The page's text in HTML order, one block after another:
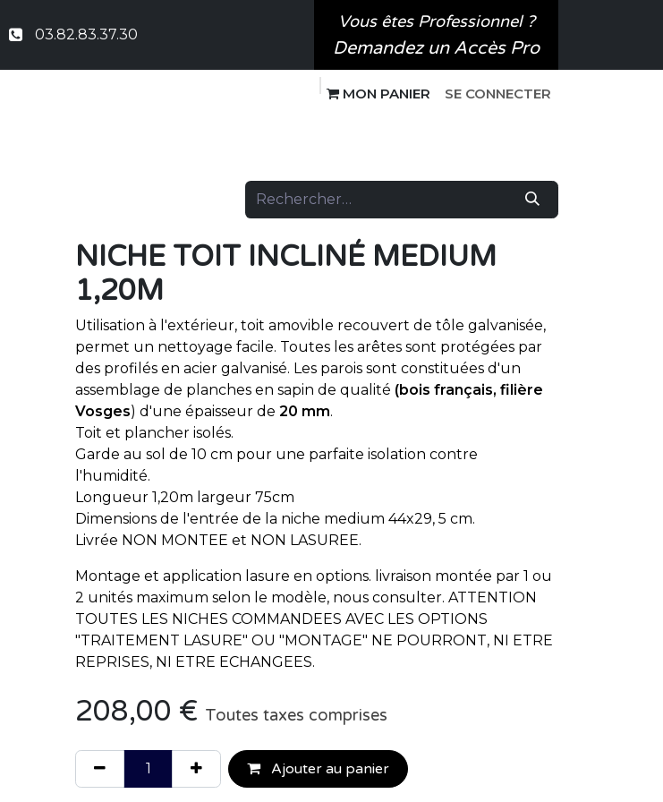
03.82.83.37.30
Vous êtes Professionnel ?
Demandez un Accès Pro
MO​N P​ANIER SE CONNECTER
NICHE TOIT INCLINÉ MEDIUM
1,20M
Utilisation à l'extérieur, toit amovible recouvert de tôle galvanisée,
permet un nettoyage facile. Toutes les arêtes sont protégées par
des profilés en acier galvanisé. Les parois sont constituées d'un
assemblage de planches en sapin de qualité (bois français, filière
Vosges) d'une épaisseur de 20 mm.
Toit et plancher isolés.
Garde au sol de 10 cm pour une parfaite isolation contre
l'humidité.
Longueur 1,20m largeur 75cm
Dimensions de l'entrée de la niche medium 44x29, 5 cm.
Livrée NON MONTEE et NON LASUREE.
Montage et application lasure en options. livraison montée par 1 ou
2 unités maximum selon le modèle, nous consulter. ATTENTION
TOUTES LES NICHES COMMANDEES AVEC LES OPTIONS
"TRAITEMENT LASURE" OU "MONTAGE" NE POURRONT, NI ETRE
REPRISES, NI ETRE ECHANGEES.
208,00 € Toutes taxes comprises
Ajouter au panier